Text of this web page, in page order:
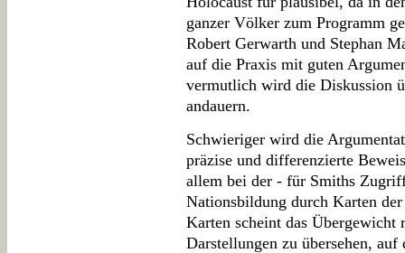
ganzer Völker zum Programm
Robert Gerwarth und Stephan
auf die Praxis mit guten
vermutlich wird die Diskussion
andauern.
Schwieriger wird die
präzise und differenzierte
allem bei der - für Smiths
Nationsbildung durch Karten
Karten scheint das Übergewicht
Darstellungen zu übersehen,